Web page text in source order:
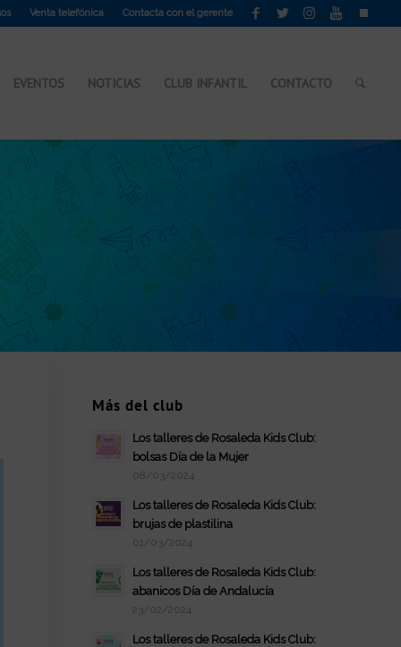
Venta telefónica Contacta con el gerente
EVENTOS NOTICIAS CLUB INFANTIL CONTACTO
Más del club
Los talleres de Rosaleda Kids Club:
bolsas Día de la Mujer
08/03/2024
Los talleres de Rosaleda Kids Club:
brujas de plastilina
01/03/2024
Los talleres de Rosaleda Kids Club:
abanicos Día de Andalucía
23/02/2024
Los talleres de Rosaleda Kids Club: